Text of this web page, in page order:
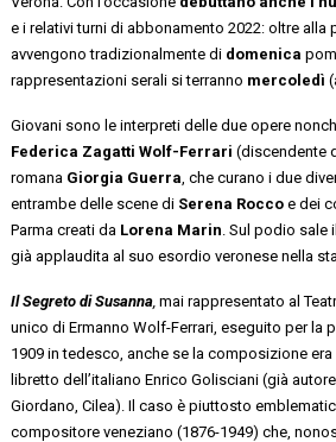
e i relativi turni di abbonamento 2022: oltre alla
avvengono tradizionalmente di domenica
rappresentazioni serali si terranno mercoledì
Giovani sono le interpreti delle due opere
Federica Zagatti Wolf-Ferrari (discendente
romana Giorgia Guerra , che curano i due
entrambe delle scene di Serena Rocco e dei
Parma creati da Lorena Marin . Sul podio sale
già applaudita al suo esordio veronese nella
Il Segreto di Susanna ,mai rappresentato al
unico di Ermanno Wolf-Ferrari, eseguito per la
1909 in tedesco, anche se la composizione
libretto dell’italiano Enrico Golisciani (già
Giordano, Cilea). Il caso è piuttosto
compositore veneziano (1876-1949) che,